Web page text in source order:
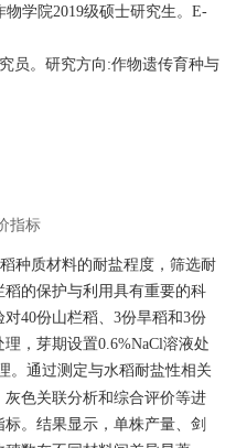
学院2019级硕士研究生。E-
员。研究方向:作物遗传育种与
指标
种质材料的耐盐程度，筛选耐
的保护与利用具有重要的科
40份山栏稻、3份旱稻和3份
，芽期设置0.6%NaCl溶液处
。通过测定与水稻耐盐性相关
色关联分析和综合评价等进
。结果显示，单株产量、剑